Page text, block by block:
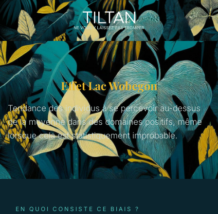
Effet Lac Wobegon
Tendance des individus à se percevoir au-dessus
de la moyenne dans des domaines positifs, même
lorsque cela est statistiquement improbable.
EN QUOI CONSISTE CE BIAIS ?